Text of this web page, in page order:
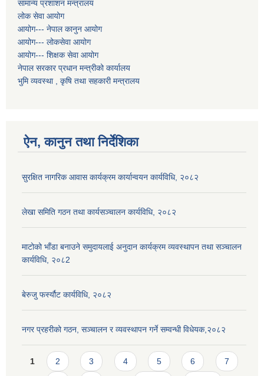
सामान्य प्रशाशन मन्त्रालय
लोक सेवा आयोग
आयोग--- नेपाल कानुन आयोग
आयोग--- लोकसेवा आयोग
आयोग--- शिक्षक सेवा आयोग
नेपाल सरकार प्रधान मन्त्रीको कार्यालय
भुमि व्यवस्था , कृषि तथा सहकारी मन्त्रालय
ऐन, कानुन तथा निर्देशिका
सुरक्षित नागरिक आवास कार्यक्रम कार्यान्वयन कार्यविधि, २०८२
लेखा समिति गठन तथा कार्यसञ्चालन कार्यविधि, २०८२
माटोको भाँडा बनाउने समुदायलाई अनुदान कार्यक्रम व्यवस्थापन तथा सञ्चालन
कार्यविधि, २०८2
बेरुजु फर्स्यौट कार्यविधि, २०८२
नगर प्रहरीको गठन, सञ्चालन र व्यवस्थापन गर्ने सम्वन्धी विधेयक,२०८२
Pages
1 2 3 4 5 6 7